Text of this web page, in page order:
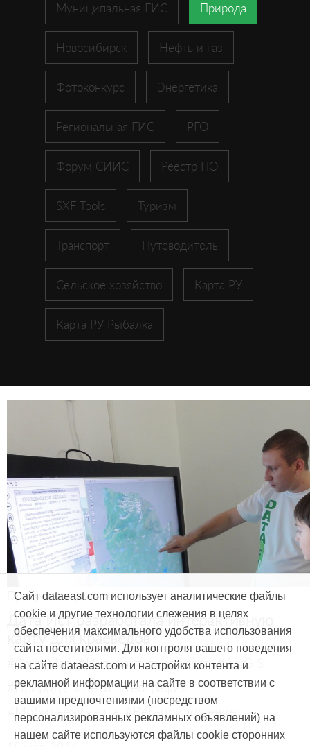
Муниципальная ГИС Природа
Новосибирск Нефть и газ
Фотоконкурс Энергетика
Региональная ГИС РГО
Форум СИИС Реестр ПО
SXF Tools Туризм
Транспорт Путеводитель
Сельское хозяйство Карта РУ
Карта РУ Рыбалка
Продукты и услуги
Дата Ист разработала интерактивную
карту для краеведов
#CarryMap #Интерактивная карта #ArcGIS
#Природа #Дети #География
#Мобильная карта #Веб-приложение
Сайт dataeast.com использует аналитические файлы
cookie и другие технологии слежения в целях
обеспечения максимального удобства использования
сайта посетителями. Для контроля вашего поведения
на сайте dataeast.com и настройки контента и
рекламной информации на сайте в соответствии с
вашими предпочтениями (посредством
персонализированных рекламных объявлений) на
нашем сайте используются файлы cookie сторонних